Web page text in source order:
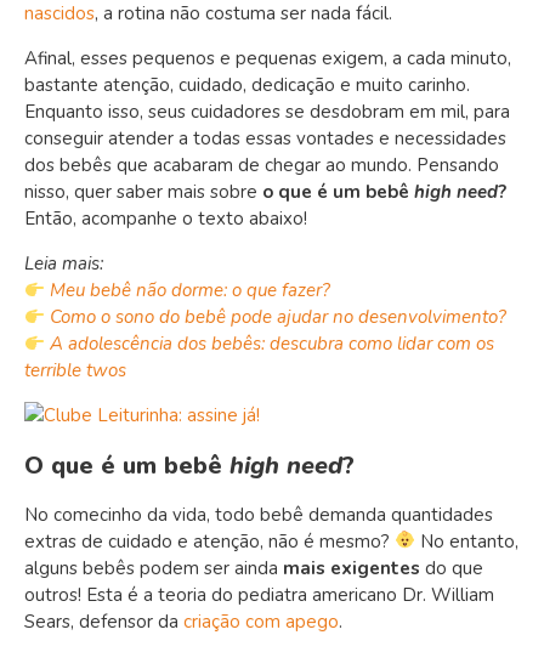
nascidos, a rotina não costuma ser nada fácil.
Afinal, esses pequenos e pequenas exigem, a cada minuto,
bastante atenção, cuidado, dedicação e muito carinho.
Enquanto isso, seus cuidadores se desdobram em mil, para
conseguir atender a todas essas vontades e necessidades
dos bebês que acabaram de chegar ao mundo. Pensando
nisso, quer saber mais sobre o que é um bebê high need?
Então, acompanhe o texto abaixo!
Leia mais:
Meu bebê não dorme: o que fazer?
Como o sono do bebê pode ajudar no desenvolvimento?
A adolescência dos bebês: descubra como lidar com os
terrible twos
O que é um bebê high need?
No comecinho da vida, todo bebê demanda quantidades
extras de cuidado e atenção, não é mesmo?
No entanto,
alguns bebês podem ser ainda mais exigentes do que
outros! Esta é a teoria do pediatra americano Dr. William
Sears, defensor da criação com apego.